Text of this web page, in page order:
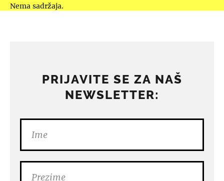
Nema sadržaja.
PRIJAVITE SE ZA NAŠ
NEWSLETTER: